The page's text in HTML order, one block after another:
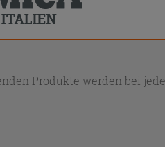
Siteinhalt
und
Suchprotokoll
Produkte werden bei